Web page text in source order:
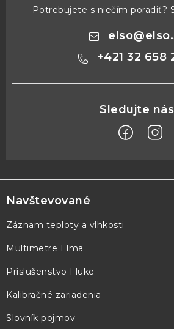
Potrebujete s niečím poradiť?
elso@
+421 32 658
á
p
ä
e
Navštevované
Záznam teploty a vlhkosti
Multimetre Elma
Príslušenstvo Fluke
Kalibračné zariadenia
Slovník pojmov